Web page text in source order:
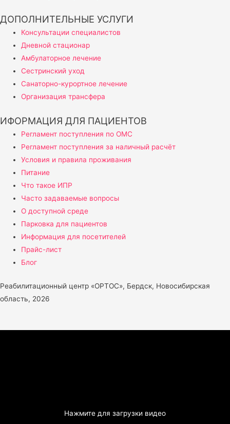
ДОПОЛНИТЕЛЬНЫЕ УСЛУГИ
Консультации специалистов
Дневной стационар
Амбулаторное лечение
Сестринский уход
Санаторно-курортное лечение
Организация трансфера
ИФОРМАЦИЯ ДЛЯ ПАЦИЕНТОВ
Регламент поступления по ОМС
Регламент поступления за наличный расчёт
Условия и правила проживания
Питание
Что такое ИПР
Часто задаваемые вопросы
О доступной среде
Парковка для пациентов
Информация для посетителей
Прайс-лист
Блог
Реабилитационный центр «ОРТОС», Бердск, Новосибирская
область, 2026
Нажмите для загрузки видео